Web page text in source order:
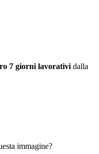
7 giorni lavorativi dalla
immagine?